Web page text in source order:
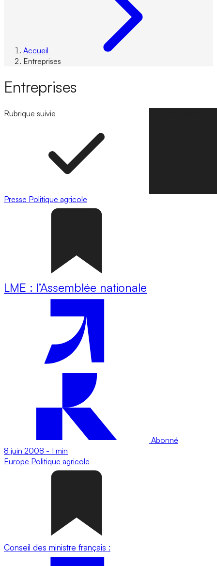
Accueil
Entreprises
Entreprises
Rubrique suivie
Presse Politique agricole
LME : l’Assemblée nationale
Abonné
8 juin 2008 - 1 min
Europe Politique agricole
Conseil des ministre français :